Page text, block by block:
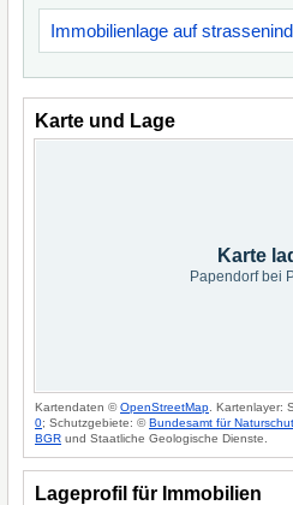
Immobilienlage auf
Karte und Lage
Karte
Papendorf bei
Kartendaten ©OpenStreetMap . Kartenlayer:
0; Schutzgebiete: ©Bundesamt für
BGR und Staatliche Geologische Dienste.
Lageprofil für Immobilien